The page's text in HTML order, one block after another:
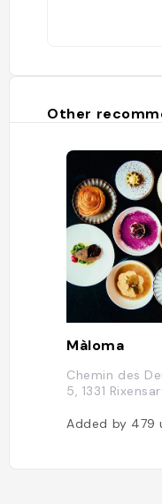
Other
Màloma
Chemin des
5, 1331
Added by 479